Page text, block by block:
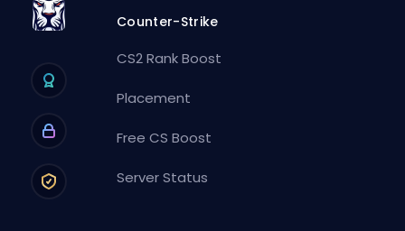
Counter-Strike
CS2 Rank Boost
Placement
Free CS Boost
Server Status